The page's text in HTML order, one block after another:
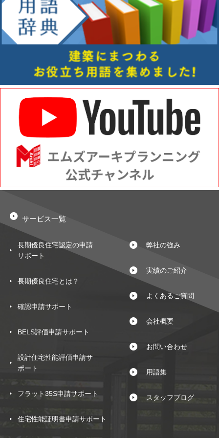
サービス一覧
長期優良住宅認定の申請
サポート
長期優良住宅とは？
確認申請サポート
BELS評価申請サポート
設計住宅性能評価申請サ
ポート
フラット35S申請サポート
住宅性能証明書申請サポート
弊社の強み
実績のご紹介
よくあるご質問
会社概要
お問い合わせ
用語集
スタッフブログ